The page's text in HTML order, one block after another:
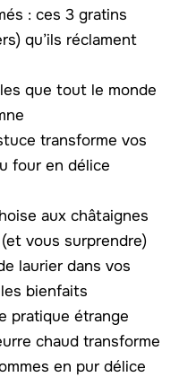
: ces 3 gratins
qu’ils réclament
que tout le monde
transforme vos
four en délice
aux châtaignes
vous surprendre)
laurier dans vos
bienfaits
pratique étrange
chaud transforme
en pur délice